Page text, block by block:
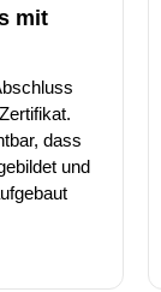
mit
dass
und